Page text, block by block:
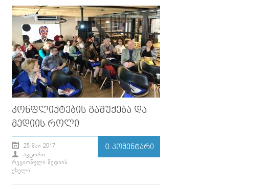
ᲙᲝᲜᲤᲚᲘᲥᲢᲔᲑᲘᲡ ᲒᲐᲨᲣᲥᲔᲑᲐ ᲓᲐ
ᲛᲔᲓᲘᲘᲡ ᲠᲝᲚᲘ
25 ᲛᲐᲘ 2017
ᲐᲕᲢᲝᲠᲘ:
ᲠᲔᲒᲘᲝᲜᲣᲚᲘ ᲛᲔᲓᲘᲘᲡ
ᲥᲡᲔᲚᲘ
0 ᲙᲝᲛᲔᲜᲢᲐᲠᲘ